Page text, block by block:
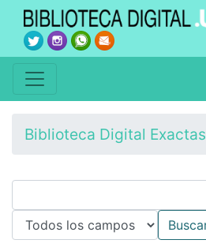
Biblioteca Digital Exactas